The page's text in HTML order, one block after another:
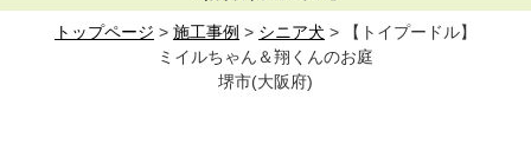
トップページ > 施工事例 > シニア犬 >
【トイプードル】
ミイルちゃん＆翔くんのお庭
堺市(大阪府)